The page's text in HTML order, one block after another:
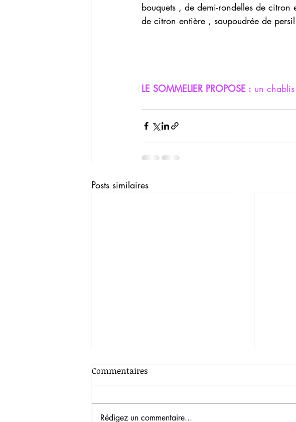
bouquets , de demi-rondelles de
de citron entière , saupoudrée de
LE SOMMELIER PROPOSE : un chablis
Posts similaires
Commentaires
Rédigez un commentaire...